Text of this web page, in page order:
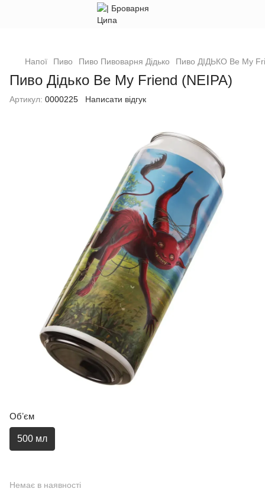
Напої Пиво Пиво Пивоварня Дідько Пиво ДІДЬКО Be My
Пиво Дідько Be My Friend (NEIPA)
Артикул: 0000225 Написати відгук
Обʼєм
500 мл
Немає в наявності